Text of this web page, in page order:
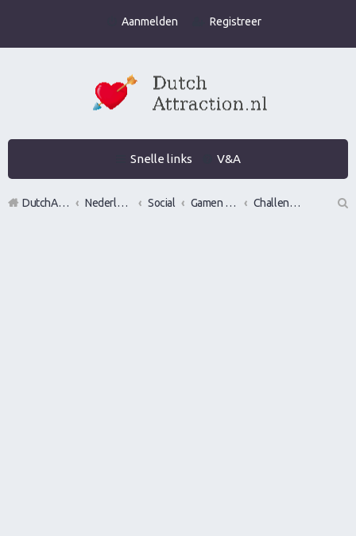
Aanmelden Registreer
Snelle links V&A
DutchAttraction.nl Nederlands grootste Dutch Attraction, Lifestyle, Vrouwen versieren en Pick-Up (PUA) Forum Social Gamen en vrouwen versieren in de praktijk (Infield)
Challenge's